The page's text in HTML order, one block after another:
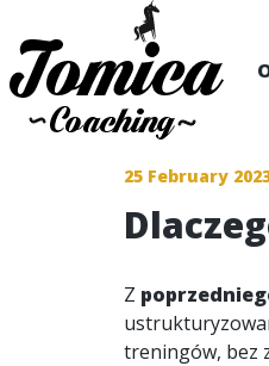
25 February
Z
treningów, bez